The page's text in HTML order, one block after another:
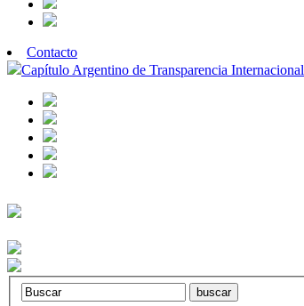
Contacto
Capítulo Argentino de Transparencia Internacional